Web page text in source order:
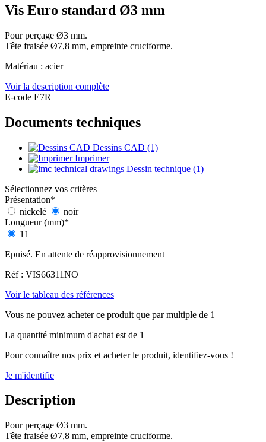
Vis Euro standard Ø3 mm
Pour perçage Ø3 mm.
Tête fraisée Ø7,8 mm, empreinte cruciforme.
Matériau : acier
Voir la description complète
E-code E7R
Documents techniques
Dessins CAD (1)
Imprimer
Dessin technique (1)
Sélectionnez vos critères
Présentation*
nickelé
noir
Longueur (mm)*
11
Epuisé. En attente de réapprovisionnement
Réf : VIS66311NO
Voir le tableau des références
Vous ne pouvez acheter ce produit que par multiple de 1
La quantité minimum d'achat est de 1
Pour connaître nos prix et acheter le produit, identifiez-vous !
Je m'identifie
Description
Pour perçage Ø3 mm.
Tête fraisée Ø7,8 mm, empreinte cruciforme.